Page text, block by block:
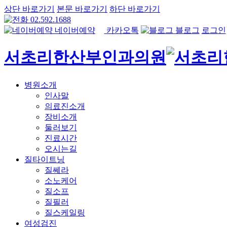
상단 바로가기 본문 바로가기
하단 바로가기
02.592.1688
네이버예약
카카오톡 블로그 로그인
서초리한산부인과의원
병원소개
인사말
의료진소개
장비소개
둘러보기
진료시간
오시는길
질타이트닝
질쎄라
소노케어
질소프
질필러
질스케일링
여성검진